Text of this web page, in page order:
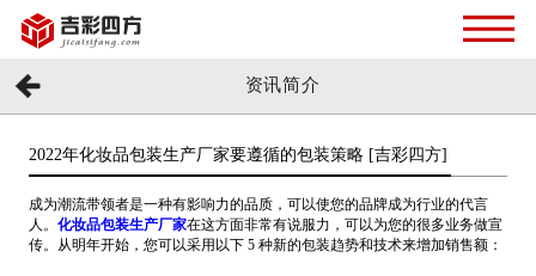
资讯简介
2022年化妆品包装生产厂家要遵循的包装策略 [吉彩四方]
成为潮流带领者是一种有影响力的品质，可以使您的品牌成为行业的代言
人。 化妆品包装生产厂家在这方面非常有说服力，可以为您的很多业务做宣
传。从明年开始，您可以采用以下 5 种新的包装趋势和技术来增加销售额：